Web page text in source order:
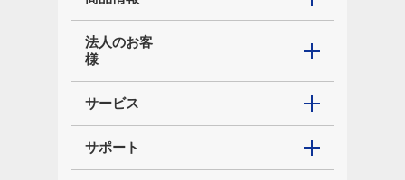
法人のお客
様
サービス
サポート